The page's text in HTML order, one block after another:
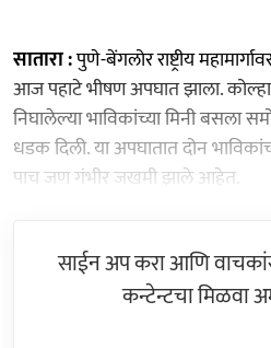
सातारा :पुणे-बेंगलोर राष्ट्रीय
आज पहाटे भीषण अपघात झाला.
निघालेल्या भाविकांच्या मिनी बसला
धडक दिली. या अपघातात दोन
पाच जण गंभीर जखमी झाले आहेत.
साईन अप करा आणि
कन्टेन्टचा मिळवा